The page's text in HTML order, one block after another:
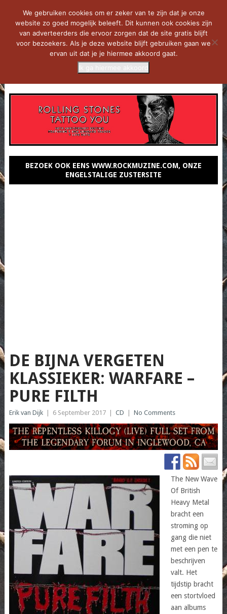
BEZOEK OOK EENS WWW.ROCKMUZINE.COM, ONZE
ENGELSTALIGE ZUSTERSITE
DE BIJNA VERGETEN
KLASSIEKER: WARFARE –
PURE FILTH
Erik van Dijk 6 September 2017 CD No Comments
The New Wave
Of British
Heavy Metal
bracht een
stroming op
gang die niet
met een pen te
beschrijven
valt. Het
tijdstip bracht
een stortvloed
aan albums
We gebruiken cookies om er zeker van te zijn dat je onze
website zo goed mogelijk beleeft. Dit kunnen ook cookies zijn
van adverteerders die ervoor zorgen dat de site gratis blijft
voor bezoekers. Als je deze website blijft gebruiken gaan we
ervan uit dat je je hiermee akkoord gaat.
Ik ga hiermee akkoord